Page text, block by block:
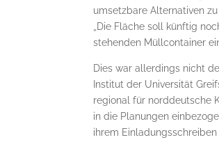
umsetzbare Alternativen
„Die Fläche soll künftig
stehenden Müllcontainer
Dies war allerdings nicht
Institut der Universität
regional für norddeutsche
in die Planungen
ihrem